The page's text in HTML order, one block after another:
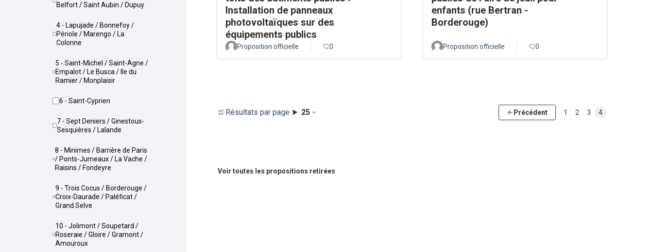
Belfort / Saint Aubin / Dupuy
4 - Lapujade / Bonnefoy /
Périole / Marengo / La
Colonne
5 - Saint-Michel / Saint-Agne /
Empalot / Le Busca / Ile du
Ramier / Monplaisir
6 - Saint-Cyprien
7 - Sept Deniers / Ginestous-
Sesquières / Lalande
8 - Minimes / Barrière de Paris
/ Ponts-Jumeaux / La Vache /
Raisins / Fondeyre
9 - Trois Cocus / Borderouge /
Croix-Daurade / Paléficat /
Grand Selve
10 - Jolimont / Soupetard /
Roseraie / Gloire / Gramont /
Amouroux
Installation de panneaux
photovoltaïques sur des
équipements publics
Proposition officielle 0
enfants (rue Bertran -
Borderouge)
Proposition officielle 0
Résultats par page : 25 Précédent 1 2 3 4
Voir toutes les propositions retirées